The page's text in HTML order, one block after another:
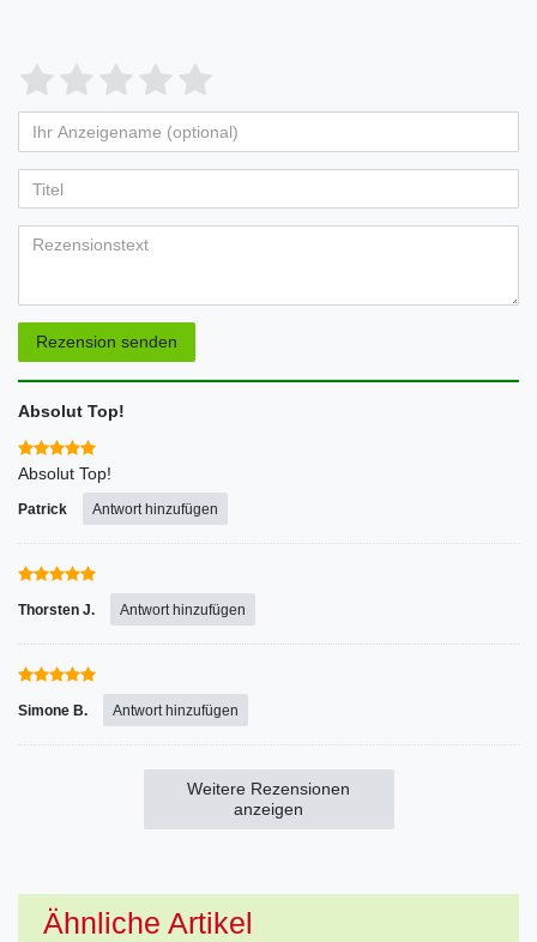
Bewertungssterne
von
5
Bewertungssternen
4
von
5
Bewertungssternen
3
von
5
Bewertungssternen
2
von
5
Bewertungssternen
1
von
5
Bewertungssternen
Anzeigename
(optional)
Rezension senden
Absolut Top!
Absolut Top!
Patrick Antwort hinzufügen
Thorsten J. Antwort hinzufügen
Simone B. Antwort hinzufügen
Weitere Rezensionen
anzeigen
Ähnliche Artikel